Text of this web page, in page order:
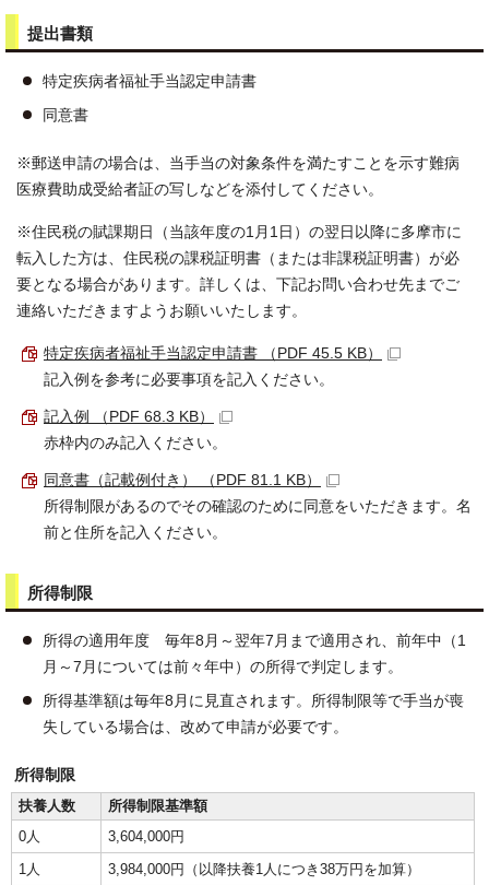
提出書類
特定疾病者福祉手当認定申請書
同意書
※郵送申請の場合は、当手当の対象条件を満たすことを示す難病
医療費助成受給者証の写しなどを添付してください。
※住民税の賦課期日（当該年度の1月1日）の翌日以降に多摩市に
転入した方は、住民税の課税証明書（または非課税証明書）が必
要となる場合があります。詳しくは、下記お問い合わせ先までご
連絡いただきますようお願いいたします。
特定疾病者福祉手当認定申請書 （PDF 45.5 KB）
記入例を参考に必要事項を記入ください。
記入例 （PDF 68.3 KB）
赤枠内のみ記入ください。
同意書（記載例付き） （PDF 81.1 KB）
所得制限があるのでその確認のために同意をいただきます。名
前と住所を記入ください。
所得制限
所得の適用年度 毎年8月～翌年7月まで適用され、前年中（1
月～7月については前々年中）の所得で判定します。
所得基準額は毎年8月に見直されます。所得制限等で手当が喪
失している場合は、改めて申請が必要です。
所得制限
扶養人数
所得制限基準額
0人
3,604,000円
1人
3,984,000円（以降扶養1人につき38万円を加算）